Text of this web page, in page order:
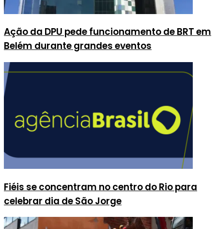
Ação da DPU pede funcionamento de BRT em
Belém durante grandes eventos
Fiéis se concentram no centro do Rio para
celebrar dia de São Jorge